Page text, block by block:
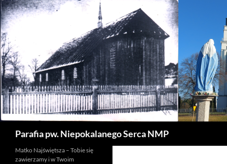
Parafia pw. Niepokalanego Serca NMP
Matko Najświętsza – Tobie się
zawierzamy i w Twoim